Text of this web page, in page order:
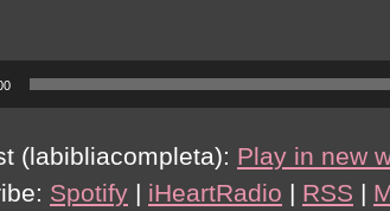
(labibliacompleta): Play in new
Spotify | iHeartRadio | RSS |